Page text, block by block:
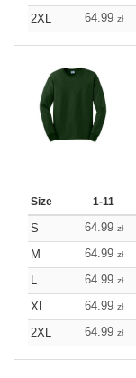
2XL
64.99 zł
Size 1-11
S 64.99 zł
M
64.99 zł
L
64.99 zł
XL
64.99 zł
2XL
64.99 zł